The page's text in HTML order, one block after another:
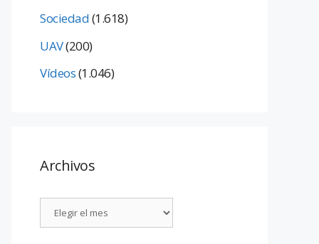
Sociedad(1.618)
UAV(200)
Vídeos(1.046)
Archivos